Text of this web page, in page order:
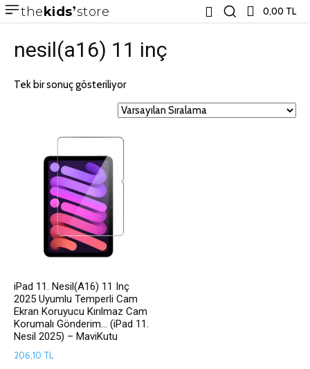
thekids store 0,00 TL
nesil(a16) 11 inç
Tek bir sonuç gösteriliyor
iPad 11. Nesil(A16) 11 Inç
2025 Uyumlu Temperli Cam
Ekran Koruyucu Kırılmaz Cam
Korumalı Gönderim… (iPad 11.
Nesil 2025) – MaviKutu
206,10 TL